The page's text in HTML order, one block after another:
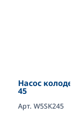
Насос
45
Арт. W5SK245